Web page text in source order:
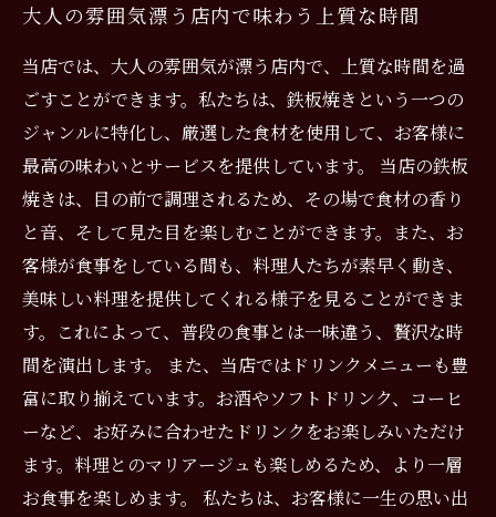
大人の雰囲気漂う店内で味わう上質な時間
当店では、大人の雰囲気が漂う店内で、上質な時間を過
ごすことができます。私たちは、鉄板焼きという一つの
ジャンルに特化し、厳選した食材を使用して、お客様に
最高の味わいとサービスを提供しています。 当店の鉄板
焼きは、目の前で調理されるため、その場で食材の香り
と音、そして見た目を楽しむことができます。また、お
客様が食事をしている間も、料理人たちが素早く動き、
美味しい料理を提供してくれる様子を見ることができま
す。これによって、普段の食事とは一味違う、贅沢な時
間を演出します。 また、当店ではドリンクメニューも豊
富に取り揃えています。お酒やソフトドリンク、コーヒ
ーなど、お好みに合わせたドリンクをお楽しみいただけ
ます。料理とのマリアージュも楽しめるため、より一層
お食事を楽しめます。 私たちは、お客様に一生の思い出